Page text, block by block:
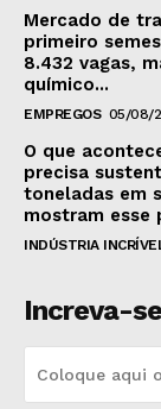
Mercado de
primeiro
8.432 vagas,
químico...
EMPREGOS 05/08/
O que
precisa
toneladas em
mostram esse
INDÚSTRIA
Increva-se